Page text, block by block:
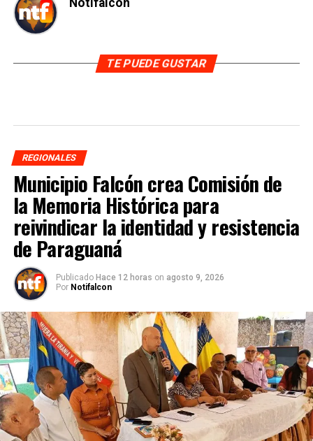
Notifalcon
TE PUEDE GUSTAR
REGIONALES
Municipio Falcón crea Comisión de
la Memoria Histórica para
reivindicar la identidad y resistencia
de Paraguaná
Publicado Hace 12 horas on agosto 9, 2026
Por Notifalcon